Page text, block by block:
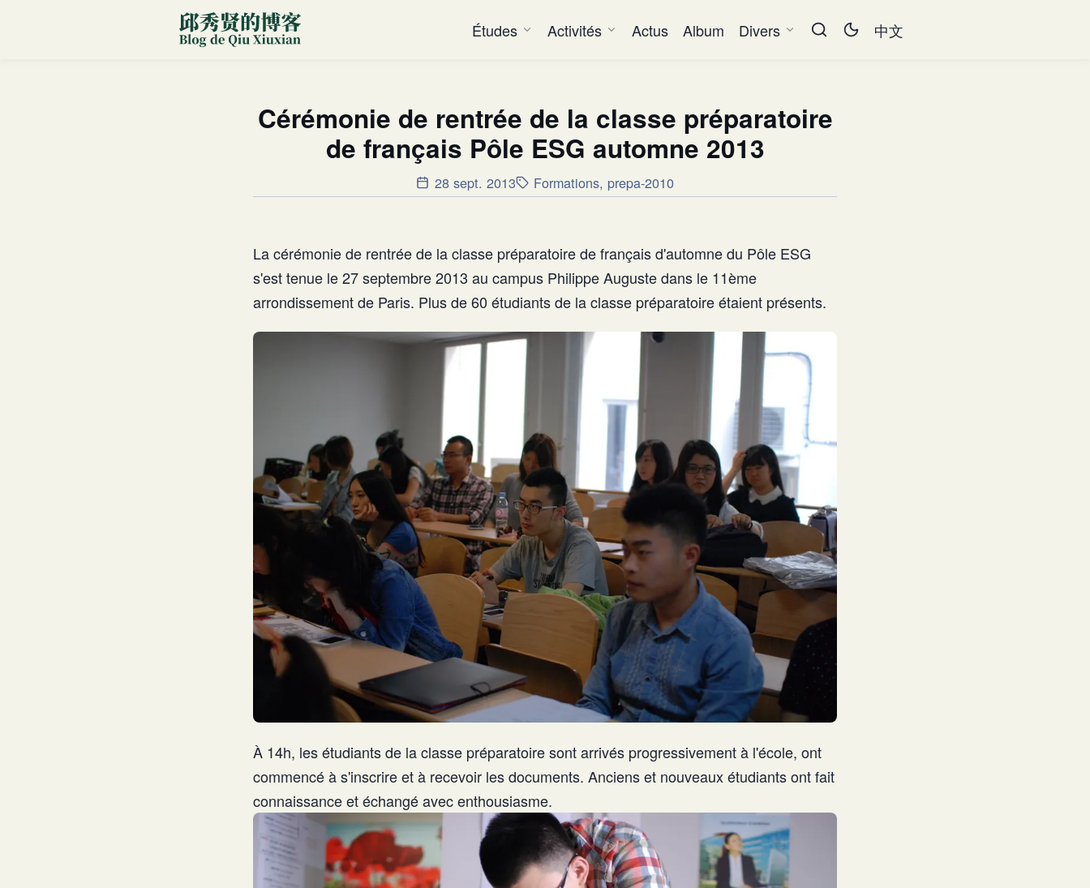
Études Activités Actus Album Divers 中文
Cérémonie de rentrée de la classe préparatoire
de français Pôle ESG automne 2013
28 sept. 2013 Formations, prepa-2010
La cérémonie de rentrée de la classe préparatoire de français d'automne du Pôle ESG
s'est tenue le 27 septembre 2013 au campus Philippe Auguste dans le 11ème
arrondissement de Paris. Plus de 60 étudiants de la classe préparatoire étaient présents.
À 14h, les étudiants de la classe préparatoire sont arrivés progressivement à l'école, ont
commencé à s'inscrire et à recevoir les documents. Anciens et nouveaux étudiants ont fait
connaissance et échangé avec enthousiasme.